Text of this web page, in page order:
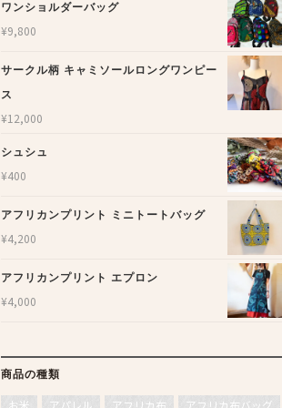
ワンショルダーバッグ
¥9,800
サークル柄 キャミソールロングワンピー
ス
¥12,000
シュシュ
¥400
アフリカンプリント ミニトートバッグ
¥4,200
アフリカンプリント エプロン
¥4,000
商品の種類
お米 アパレル アフリカ布 アフリカ布バッグ